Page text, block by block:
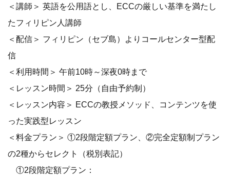
＜講師＞ 英語を公用語とし、ECCの厳しい基準を満たし
たフィリピン人講師
＜配信＞ フィリピン（セブ島）よりコールセンター型配
信
＜利用時間＞ 午前10時～深夜0時まで
＜レッスン時間＞ 25分（自由予約制）
＜レッスン内容＞ ECCの教授メソッド、コンテンツを使
った実践型レッスン
＜料金プラン＞ ①2段階定額プラン、②完全定額制プラン
の2種からセレクト（税別表記）
①2段階定額プラン：